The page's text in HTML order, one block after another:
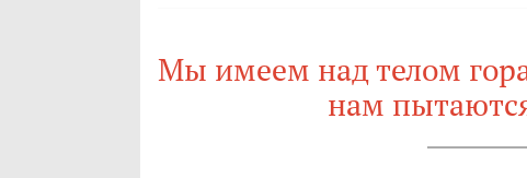
Мы имеем над телом
нам